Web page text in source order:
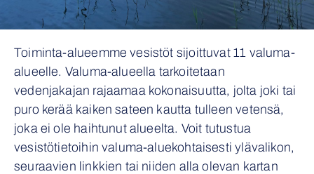
Toiminta-alueemme vesistöt sijoittuvat 11 valuma-
alueelle. Valuma-alueella tarkoitetaan
vedenjakajan rajaamaa kokonaisuutta, jolta joki tai
puro kerää kaiken sateen kautta tulleen vetensä,
joka ei ole haihtunut alueelta. Voit tutustua
vesistötietoihin valuma-aluekohtaisesti ylävalikon,
seuraavien linkkien tai niiden alla olevan kartan